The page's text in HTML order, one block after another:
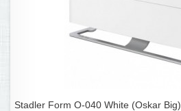
Stadler Form O-040 White (Oskar Big)